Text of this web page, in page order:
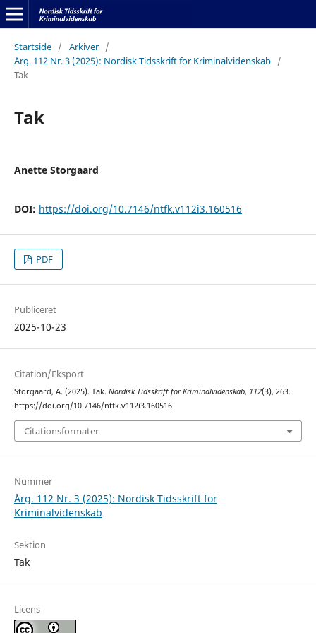
Startside / Arkiver /
Årg. 112 Nr. 3 (2025): Nordisk Tidsskrift for Kriminalvidenskab /
Tak
Tak
Anette Storgaard
DOI: https://doi.org/10.7146/ntfk.v112i3.160516
PDF
Publiceret
2025-10-23
Citation/Eksport
Storgaard, A. (2025). Tak. Nordisk Tidsskrift for Kriminalvidenskab, 112(3), 263.
https://doi.org/10.7146/ntfk.v112i3.160516
Citationsformater
Nummer
Årg. 112 Nr. 3 (2025): Nordisk Tidsskrift for
Kriminalvidenskab
Sektion
Tak
Licens